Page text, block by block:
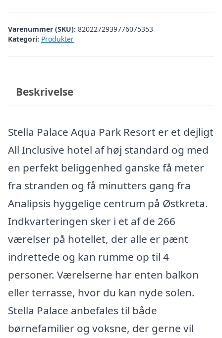
Varenummer (SKU): 8202272939776075353
Kategori: Produkter
Beskrivelse
Stella Palace Aqua Park Resort er et dejligt
All Inclusive hotel af høj standard og med
en perfekt beliggenhed ganske få meter
fra stranden og få minutters gang fra
Analipsis hyggelige centrum på Østkreta.
Indkvarteringen sker i et af de 266
værelser på hotellet, der alle er pænt
indrettede og kan rumme op til 4
personer. Værelserne har enten balkon
eller terrasse, hvor du kan nyde solen.
Stella Palace anbefales til både
børnefamilier og voksne, der gerne vil